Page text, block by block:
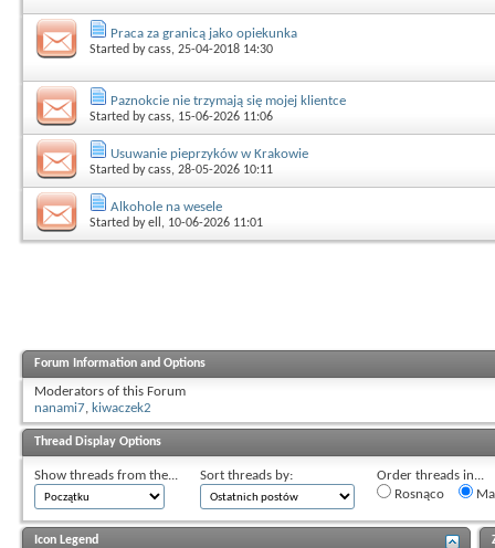
Praca za granicą jako opiekunka
Started bycass, 25-04-2018 14:30
Paznokcie nie trzymają się mojej klientce
Started bycass, 15-06-2026 11:06
Usuwanie pieprzyków w Krakowie
Started bycass, 28-05-2026 10:11
Alkohole na wesele
Started byell , 10-06-2026 11:01
Forum Information and Options
Moderators of this Forum
nanami7, kiwaczek2
Thread Display Options
Show threads from the... Sort threads by:
Order threads in...
Rosnąco
Icon Legend